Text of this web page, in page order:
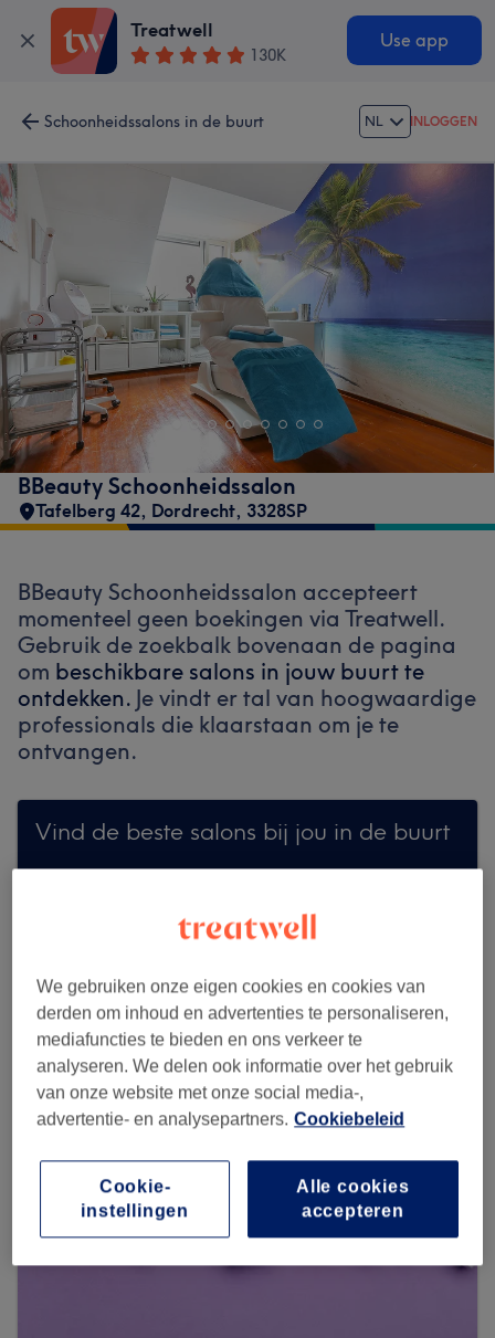
Treatwell
130K
Use app
Schoonheidssalons in de buurt NL INLOGGEN
BBeauty Schoonheidssalon
Tafelberg 42, Dordrecht, 3328SP
BBeauty Schoonheidssalon accepteert
momenteel geen boekingen via Treatwell.
Gebruik de zoekbalk bovenaan de pagina
om beschikbare salons in jouw buurt te
ontdekken. Je vindt er tal van hoogwaardige
professionals die klaarstaan om je te
ontvangen.
Vind de beste salons bij jou in de buurt
We gebruiken onze eigen cookies en cookies van
derden om inhoud en advertenties te personaliseren,
mediafuncties te bieden en ons verkeer te
analyseren. We delen ook informatie over het gebruik
van onze website met onze social media-,
advertentie- en analysepartners. Cookiebeleid
Alle cookies
accepteren
Cookie-
instellingen